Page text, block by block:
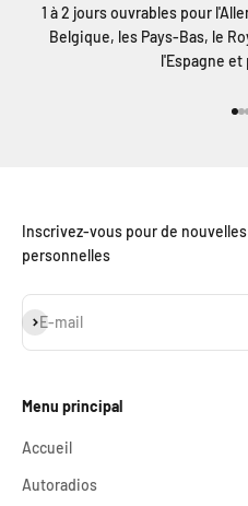
1 à 2 jours ouvrables pour
Belgique, les Pays-Bas, le
l'Espagne
Inscrivez-vous pour de
personnelles
E-mail
S'inscrire
Menu principal
Accueil
Autoradios